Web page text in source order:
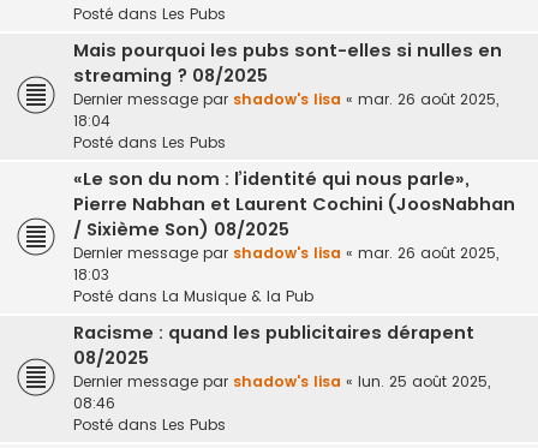
Posté dans Les Pubs
Mais pourquoi les pubs sont-elles si nulles en
streaming ? 08/2025
Dernier message par shadow's lisa « mar. 26 août 2025,
18:04
Posté dans Les Pubs
«Le son du nom : l’identité qui nous parle»,
Pierre Nabhan et Laurent Cochini (JoosNabhan
/ Sixième Son) 08/2025
Dernier message par shadow's lisa « mar. 26 août 2025,
18:03
Posté dans La Musique & la Pub
Racisme : quand les publicitaires dérapent
08/2025
Dernier message par shadow's lisa « lun. 25 août 2025,
08:46
Posté dans Les Pubs